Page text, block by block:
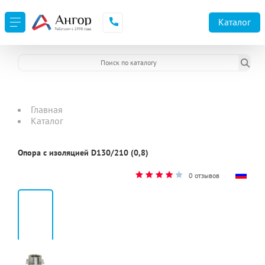
Каталог
Главная
Каталог
Опора с изоляцией D130/210 (0,8)
0 отзывов